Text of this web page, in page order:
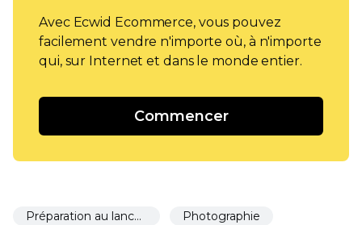
Avec Ecwid Ecommerce, vous pouvez
facilement vendre n'importe où, à n'importe
qui, sur Internet et dans le monde entier.
Commencer
Préparation au lancement Photographie